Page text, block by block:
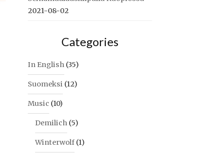
2021-08-02
Categories
In English (35)
Suomeksi (12)
Music (10)
Demilich (5)
Winterwolf (1)